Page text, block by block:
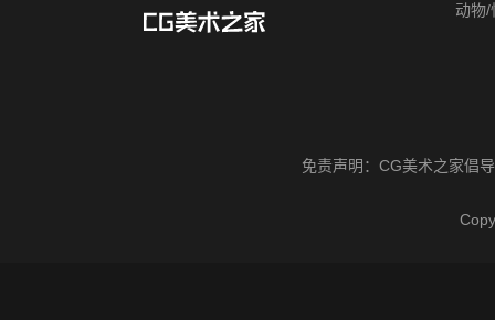
动物/
免责声明： CG美术之家倡